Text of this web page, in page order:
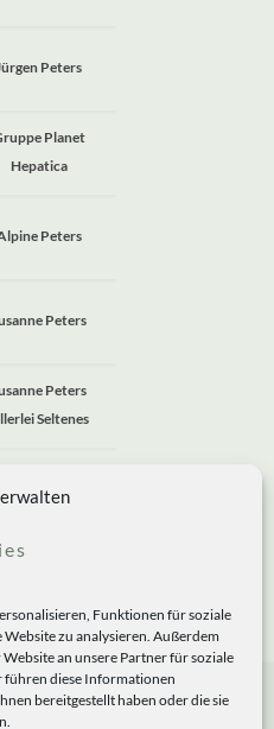
Funktionen für soziale
zu analysieren. Außerdem
an unsere Partner für soziale
führen diese Informationen
bereitgestellt haben oder die sie
Peters
Planet
Hepatica
Peters
Peters
Peters
Seltenes
Seltenes